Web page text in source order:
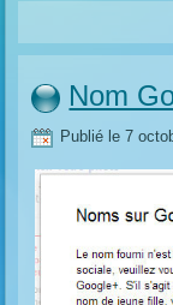
Nom
Publié le 7